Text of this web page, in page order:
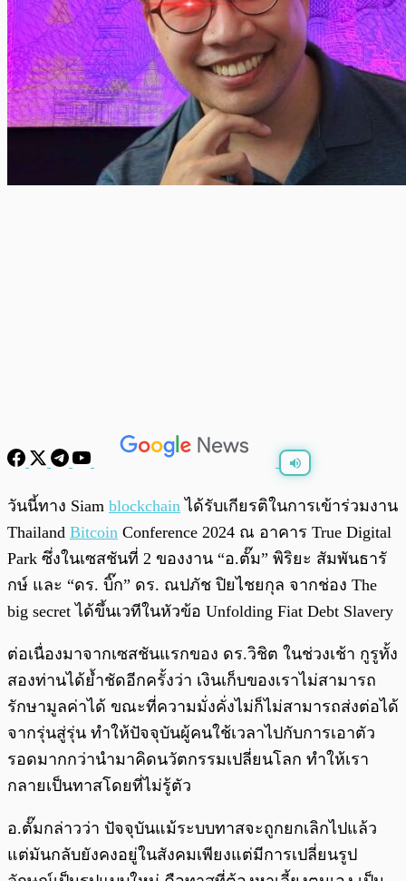
0:00/ 0:00
วันนี้ทาง Siam blockchain ได้รับเกียรติในการเข้าร่วมงาน
Thailand Bitcoin Conference 2024 ณ อาคาร True Digital
Park ซึ่งในเซสชันที่ 2 ของงาน “อ.ตั๊ม” พิริยะ สัมพันธารั
กษ์ และ “ดร. บิ๊ก” ดร. ณปภัช ปิยไชยกุล จากช่อง The
big secret ได้ขึ้นเวทีในหัวข้อ Unfolding Fiat Debt Slavery
ต่อเนื่องมาจากเซสชันแรกของ ดร.วิชิต ในช่วงเช้า กูรูทั้ง
สองท่านได้ย้ำชัดอีกครั้งว่า เงินเก็บของเราไม่สามารถ
รักษามูลค่าได้ ขณะที่ความมั่งคั่งไม่ก็ไม่สามารถส่งต่อได้
จากรุ่นสู่รุ่น ทำให้ปัจจุบันผู้คนใช้เวลาไปกับการเอาตัว
รอดมากกว่านำมาคิดนวัตกรรมเปลี่ยนโลก ทำให้เรา
กลายเป็นทาสโดยที่ไม่รู้ตัว
อ.ตั๊มกล่าวว่า ปัจจุบันแม้ระบบทาสจะถูกยกเลิกไปแล้ว
แต่มันกลับยังคงอยู่ในสังคมเพียงแต่มีการเปลี่ยนรูป